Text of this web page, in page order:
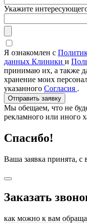
Укажите
Я ознакомлен с
данных Клиники и
принимаю их, а также
хранение моих
указанного Согласия .
Отправить заявку
Мы обещаем, что не
рекламного или иного
Спасибо!
Ваша заявка принята, с
Заказать
как можно к вам